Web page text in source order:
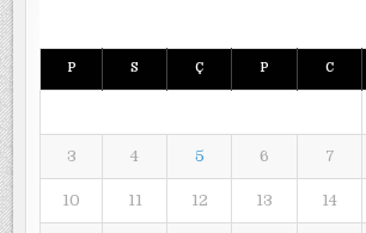
P S Ç P C
3 4 5 6 7
10 11 12 13 14